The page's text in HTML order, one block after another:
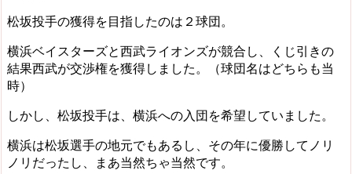
松坂投手の獲得を目指したのは２球団。
横浜ベイスターズと西武ライオンズが競合し、くじ引きの
結果西武が交渉権を獲得しました。（球団名はどちらも当
時）
しかし、松坂投手は、横浜への入団を希望していました。
横浜は松坂選手の地元でもあるし、その年に優勝してノリ
ノリだったし、まあ当然ちゃ当然です。